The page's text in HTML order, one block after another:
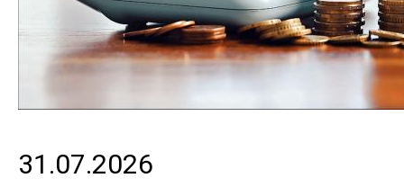
31.07.2026